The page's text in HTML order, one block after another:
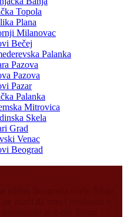
Topola
Plana
Milanovac
Bečej
Palanka
Pazova
Pazova
Pazar
Palanka
Mitrovica
Skela
Grad
Venac
Beograd